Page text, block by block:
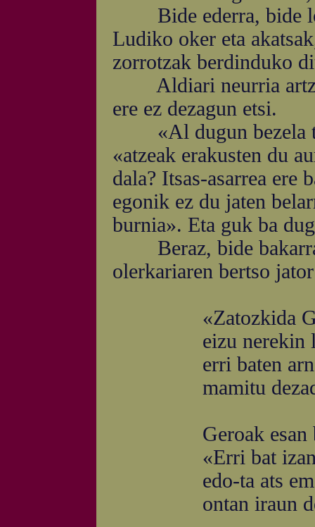
Bide ederra, bide
Ludiko oker eta
zorrotzak berdinduko
Aldiari neurria
ere ez dezagun etsi.
«Al dugun bezela ta
«atzeak erakusten du
dala? Itsas-asarrea ere
egonik ez du jaten
burnia». Eta guk ba
Beraz, bide
olerkariaren bertso
«Zatozkida
eizu nerekin
erri baten
mamitu
Geroak esan
«Erri bat izan
edo-ta ats
ontan iraun